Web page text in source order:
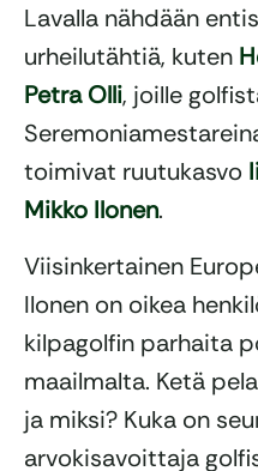
Lavalla nähdään
urheilutähtiä, kuten
Petra Olli, joille
toimivat ruutukasvo
Mikko Ilonen.
Viisinkertainen
Ilonen on oikea
kilpagolfin parhaita
maailmalta. Ketä
ja miksi? Kuka on
arvokisavoittaja